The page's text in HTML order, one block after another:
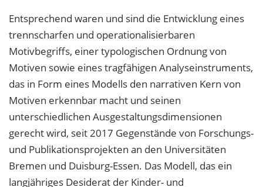
Entsprechend waren und sind die Entwicklung eines
trennscharfen und operationalisierbaren
Motivbegriffs, einer typologischen Ordnung von
Motiven sowie eines tragfähigen Analyseinstruments,
das in Form eines Modells den narrativen Kern von
Motiven erkennbar macht und seinen
unterschiedlichen Ausgestaltungsdimensionen
gerecht wird, seit 2017 Gegenstände von Forschungs-
und Publikationsprojekten an den Universitäten
Bremen und Duisburg-Essen. Das Modell, das ein
langjähriges Desiderat der Kinder- und